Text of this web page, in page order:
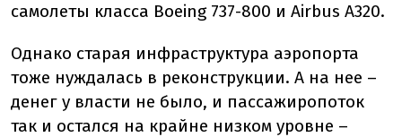
самолеты класса Boeing 737-800 и Airbus A320.
Однако старая инфраструктура аэропорта
тоже нуждалась в реконструкции. А на нее –
денег у власти не было, и пассажиропоток
так и остался на крайне низком уровне –